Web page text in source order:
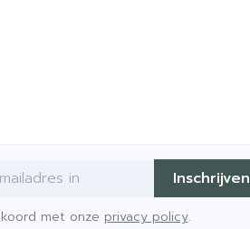
Inschrijven
met onze privacy policy.